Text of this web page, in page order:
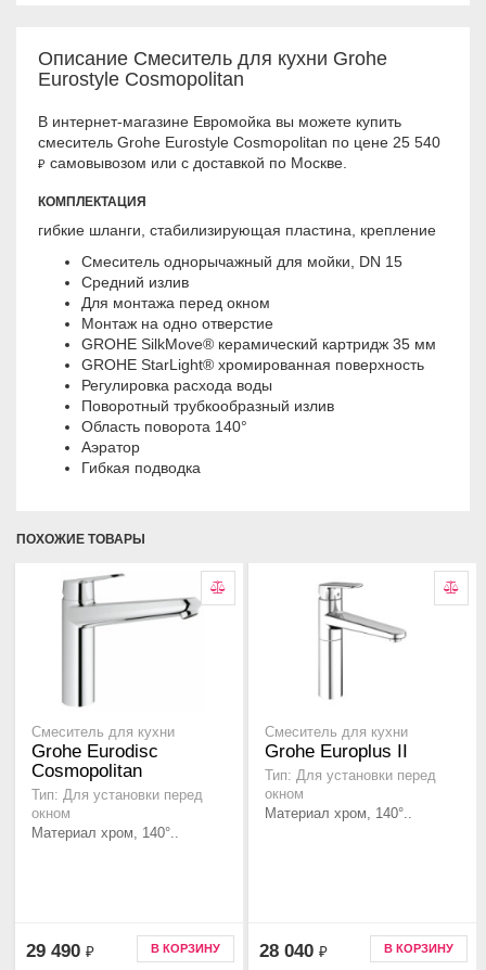
Описание Смеситель для кухни Grohe
Eurostyle Cosmopolitan
В интернет-магазине Евромойка вы можете купить
смеситель Grohe Eurostyle Cosmopolitan по цене 25 540
₽ самовывозом или с доставкой по Москве.
КОМПЛЕКТАЦИЯ
гибкие шланги, стабилизирующая пластина, крепление
Смеситель однорычажный для мойки, DN 15
Средний излив
Для монтажа перед окном
Монтаж на одно отверстие
GROHE SilkMove® керамический картридж 35 мм
GROHE StarLight® хромированная поверхность
Регулировка расхода воды
Поворотный трубкообразный излив
Область поворота 140°
Аэратор
Гибкая подводка
ПОХОЖИЕ ТОВАРЫ
Смеситель для кухни
Grohe Eurodisc
Cosmopolitan
Тип: Для установки перед
окном
Материал хром, 140°..
29 490 ₽ В КОРЗИНУ
Смеситель для кухни
Grohe Europlus II
Тип: Для установки перед
окном
Материал хром, 140°..
28 040 ₽ В КОРЗИНУ